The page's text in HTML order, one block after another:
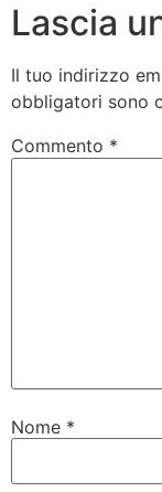
Lascia
Il tuo indirizzo
obbligatori sono
Commento *
Nome *